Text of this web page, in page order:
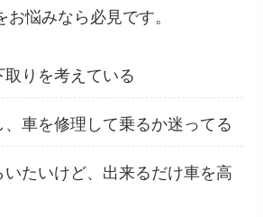
悩みなら必見です。
りを考えている
車を修理して乗るか迷ってる
たいけど、出来るだけ車を高